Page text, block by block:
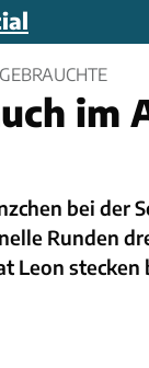
im
bei der
Runden
Leon